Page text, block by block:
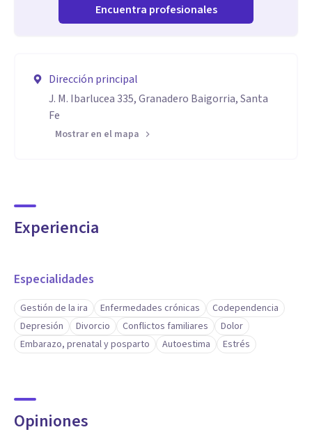
Encuentra profesionales
Dirección principal
J. M. Ibarlucea 335, Granadero Baigorria, Santa
Fe
Mostrar en el mapa
Experiencia
Especialidades
Gestión de la ira Enfermedades crónicas
Codependencia
Depresión
Divorcio Conflictos familiares
Dolor
Embarazo, prenatal y posparto
Autoestima Estrés
Opiniones